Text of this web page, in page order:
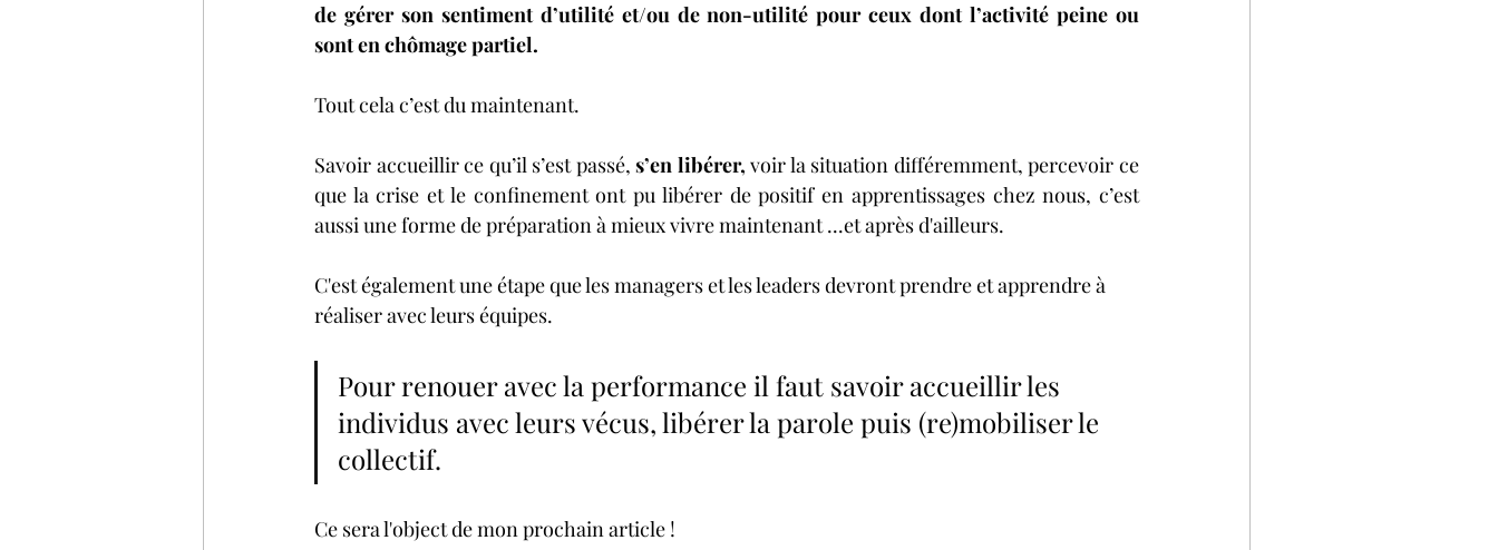
de gérer son sentiment d’utilité et/ou de non-utilité pour ceux dont l’activité peine ou
sont en chômage partiel.
Tout cela c’est du maintenant.
Savoir accueillir ce qu’il s’est passé, s’en libérer, voir la situation différemment, percevoir ce
que la crise et le confinement ont pu libérer de positif en apprentissages chez nous, c’est
aussi une forme de préparation à mieux vivre maintenant ...et après d'ailleurs.
C'est également une étape que les managers et les leaders devront prendre et apprendre à
réaliser avec leurs équipes.
Pour renouer avec la performance il faut savoir accueillir les
individus avec leurs vécus, libérer la parole puis (re)mobiliser le
collectif.
Ce sera l'object de mon prochain article !